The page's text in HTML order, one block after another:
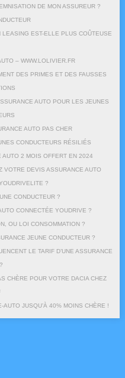
DE MON ASSUREUR ?
LEASING EST-ELLE PLUS COÛTEUSE
– WWW.LOLIVIER.FR
DES PRIMES ET DES FAUSSES
AUTO POUR LES JEUNES
AUTO PAS CHER
CONDUCTEURS RÉSILIÉS
AUTO 2 MOIS OFFERT EN 2024
VOTRE DEVIS ASSURANCE AUTO
?
CONDUCTEUR ?
CONNECTÉE YOUDRIVE ?
OU LOI CONSOMMATION ?
JEUNE CONDUCTEUR ?
LE TARIF D’UNE ASSURANCE
CHÈRE POUR VOTRE DACIA CHEZ
JUSQU’À 40% MOINS CHÈRE !